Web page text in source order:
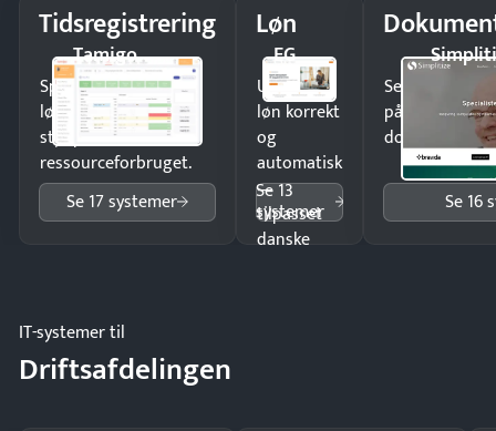
Tidsregistrering
Tamigo
Spar tid på
lønberegning og få
styr på
ressourceforbruget.
Se 17 systemer
Løn
EG
Udbetal
løn korrekt
og
automatisk
—
tilpasset
danske
Se 13
systemer
Send
på minutter
dokumenter.
Se 16
IT-systemer til
Driftsafdelingen